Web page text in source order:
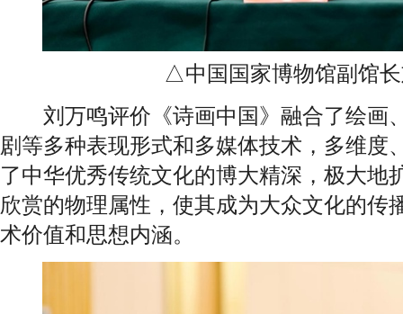
△中国国家博物馆副馆
刘万鸣评价《诗画中国》融合了绘画
剧等多种表现形式和多媒体技术，多维度
了中华优秀传统文化的博大精深，极大地
欣赏的物理属性，使其成为大众文化的传
术价值和思想内涵。